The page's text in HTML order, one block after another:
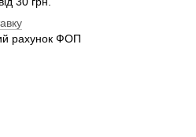
рахунок ФОП